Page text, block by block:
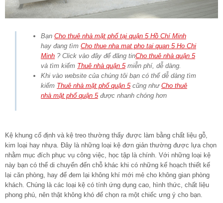
Bạn Cho thuê nhà mặt phố tại quận 5 Hồ Chí Minh
hay đang tìm Cho thue nha mat pho tai quan 5 Ho Chi
Minh ? Click vào đây để đăng tinCho thuê nhà quận 5
và tìm kiếm Thuê nhà quận 5miễn phí, dễ dàng.
Khi vào website của chúng tôi bạn có thể dễ dàng tìm
kiếm Thuê nhà mặt phố quận 5cũng như Cho thuê
nhà mặt phố quận 5được nhanh chóng hơn
Kệ khung cố định và kệ treo thường thấy được làm bằng chất liệu gỗ,
kim loại hay nhựa. Đây là những loại kệ đơn giản thường được lựa chọn
nhằm mục đích phục vụ công việc, học tập là chính. Với những loại kệ
này bạn có thể di chuyển đến chỗ khác khi có những kế hoạch thiết kế
lại căn phòng, hay để đem lại không khí mới mẻ cho không gian phòng
khách. Chúng là các loại kệ có tính ứng dụng cao, hình thức, chất liệu
phong phú, nên thật không khó để chọn ra một chiếc ưng ý cho bạn.